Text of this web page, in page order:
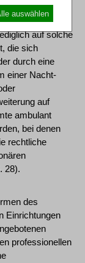
und
wurde
auf solche
die sich
durch eine
einer Nacht-
auf
ambulant
bei denen
rechtliche
28).
des
Einrichtungen
professionellen
auswählen